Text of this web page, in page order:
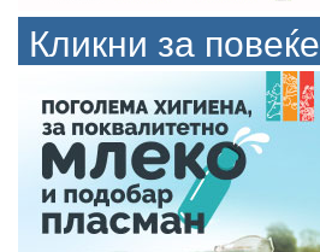
Кликни за повеќе